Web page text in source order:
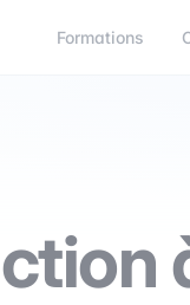
Formations